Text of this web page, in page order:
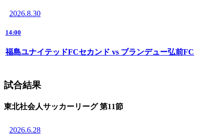
2026.8.30
14:00
福島ユナイテッドFCセカンド vs ブランデュー弘前FC
試合結果
東北社会人サッカーリーグ 第11節
2026.6.28